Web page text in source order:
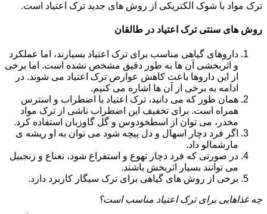
ترک مواد با شوک الکتریکی از روش های جدید ترک اعتیاد است.
روش های سنتی ترک اعتیاد در طالقان
داروهای گیاهی مناسب برای ترک اعتیاد بسیارند، اما عملکرد
و اثربخشی آن ها به طور دقیق مشخص نشده است. اما برخی
از این داروها باعث کاهش عوارض ترک اعتیاد می شوند. در
ادامه به برخی از آن ها اشاره می کنیم.
همان طور که می دانید، ترک اعتیاد با اضطراب و استرس
همراه است. برای تخفیف این اضطراب ناشی از ترک مواد
مخدر، می توان از اسطخودوس و گل گاوزبان استفاده کرد.
اگر فرد دچار اسهال و دل پیچه شود می توان به او ریشه ی
مارشمالو داد.
در صورتی که فرد دچار تهوع و استفراغ شود، نعناع و زنجبیل
می توانند بسیار اثربخش باشند.
برخی از روش های گیاهی برای ترک سیگار کاربرد دارد.
چه غذاهایی برای ترک اعتیاد مناسب است؟